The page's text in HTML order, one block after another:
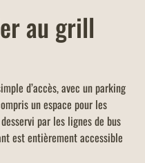
au grill
d’accès, avec un parking
un espace pour les
par les lignes de bus
est entièrement accessible